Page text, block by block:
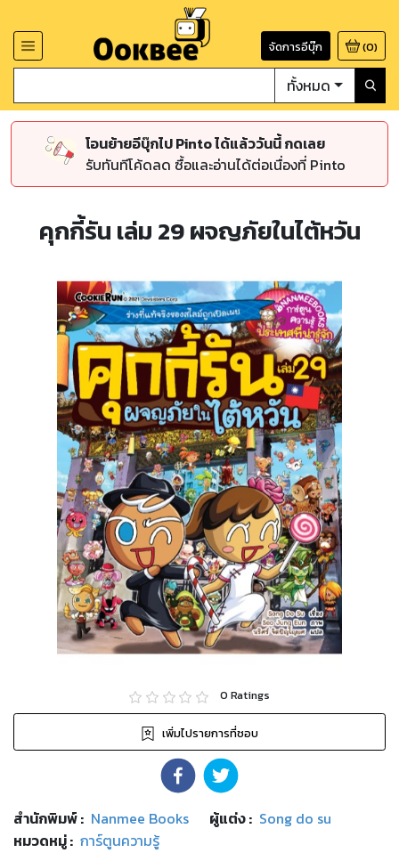
จัดการอีบุ๊ก (0)
ทั้งหมด
โอนย้ายอีบุ๊กไป Pinto ได้แล้ววันนี้ กดเลย
รับทันทีโค้ดลด ซื้อและอ่านได้ต่อเนื่องที่ Pinto
คุกกี้รัน เล่ม 29 ผจญภัยในไต้หวัน
0 Ratings
เพิ่มไปรายการที่ชอบ
สำนักพิมพ์: Nanmee Books ผู้แต่ง : Song do su
หมวดหมู่: การ์ตูนความรู้